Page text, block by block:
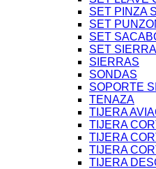
SET PINZA
SET
SET
SET
SIERRAS
SONDAS
SOPORTE
TENAZA
TIJERA
TIJERA
TIJERA
TIJERA
TIJERA